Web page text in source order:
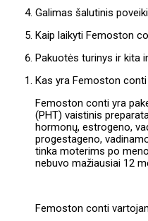
Galimas šalutinis
Kaip laikyti Femoston
Pakuotės turinys ir kita
Kas yra Femoston
Femoston conti yra
(PHT) vaistinis
hormonų, estrogeno,
progestageno,
tinka moterims po
nebuvo mažiausiai 12
Femoston conti